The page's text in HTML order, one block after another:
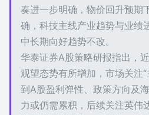
奏进一步明确，物价回升预期
确，科技主线产业趋势与业绩
中长期向好趋势不改。
华泰证券A股策略研报指出，
观望态势有所增加，市场关注
到A股盈利弹性、政策方向及
力或仍需累积，后续关注英伟